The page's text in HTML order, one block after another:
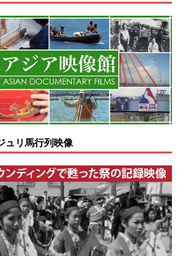
ュリ馬行列映像